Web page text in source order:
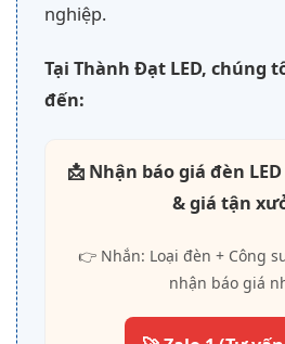
nghiệp.
Tại Thành Đạt LED, chúng
đến:
📩 Nhận báo giá đèn
& giá tận
👉 Nhắn: Loại đèn + Công
nhận báo giá